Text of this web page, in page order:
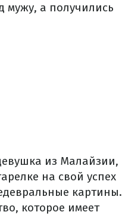
мужу, а получились
из Малайзии,
на свой успех
картины.
которое имеет